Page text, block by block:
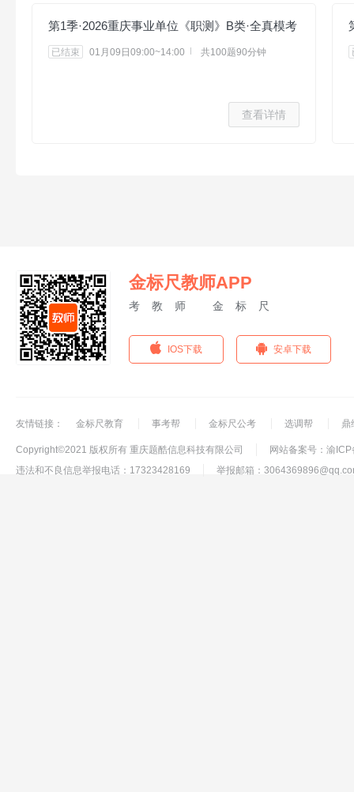
第1季·2026重庆事业单位《职测》B类·全真模考
已结束 01月09日09:00~14:00 共100题90分钟
查看详情
金标尺教师APP
考教师 金标尺
IOS下载 安卓下载
友情链接： 金标尺教育 事考帮 金标尺公考 选调帮 鼎
Copyright©2021 版权所有 重庆题酷信息科技有限公司
网站备案号：渝
违法和不良信息举报电话：17323428169
举报邮箱：